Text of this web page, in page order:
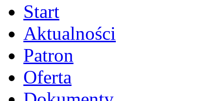
Start
Aktualności
Patron
Oferta